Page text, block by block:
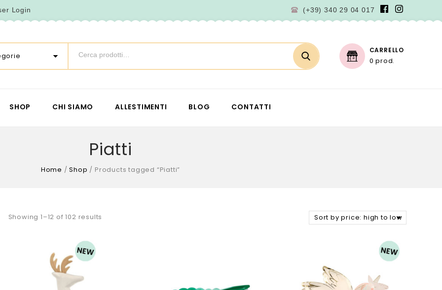
Login (+39) 340 29 04 017
CARRELLO
0 prod.
SHOP CHI SIAMO ALLESTIMENTI BLOG CONTATTI
Piatti
Home /Shop / Products tagged “Piatti”
Showing 1–12 of 102 results Sort by price: high to low